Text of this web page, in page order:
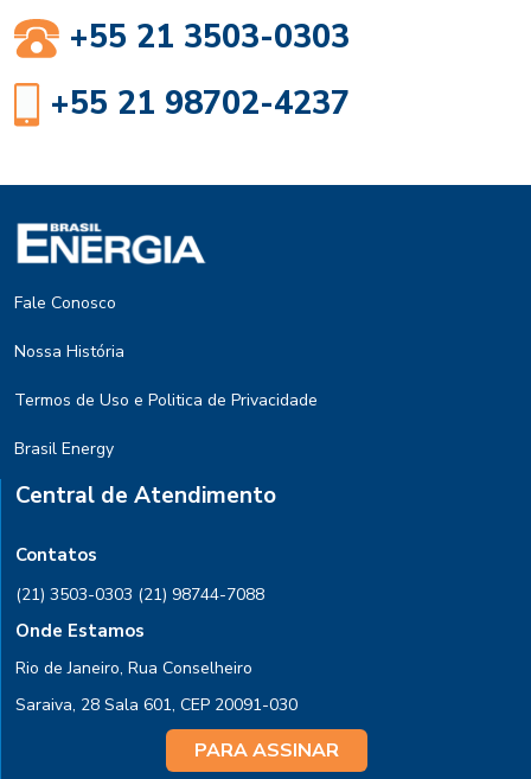
+55 21 3503-0303
+55 21 98702-4237
Fale Conosco
Nossa História
Termos de Uso e Politica de Privacidade
Brasil Energy
Central de Atendimento
Contatos
(21) 3503-0303 (21) 98744-7088
Onde Estamos
Rio de Janeiro, Rua Conselheiro
Saraiva, 28 Sala 601, CEP 20091-030
PARA ASSINAR